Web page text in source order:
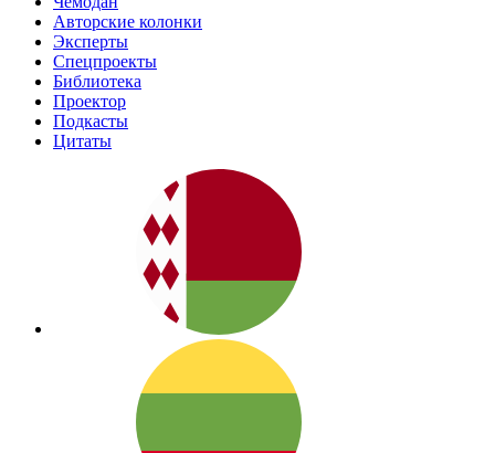
Авторские колонки
Эксперты
Спецпроекты
Библиотека
Проектор
Подкасты
Цитаты